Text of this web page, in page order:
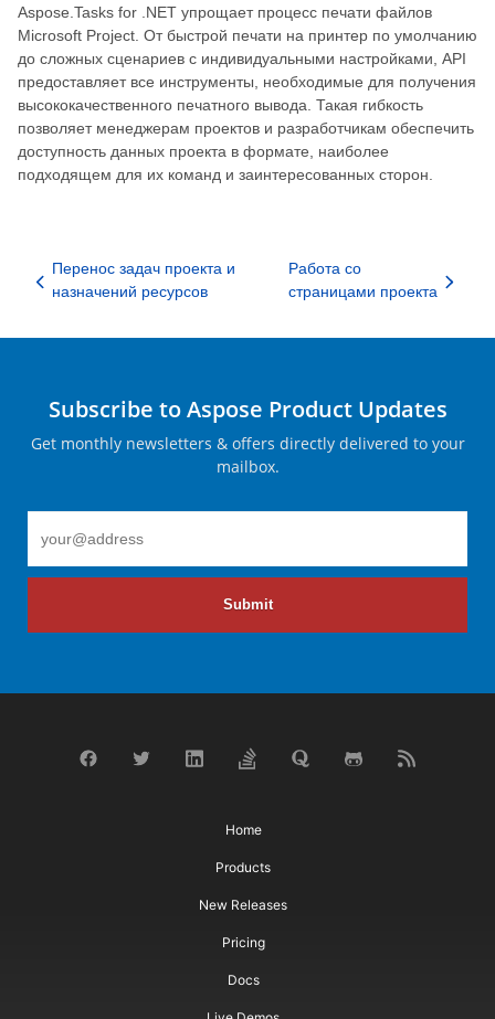
Aspose.Tasks for .NET упрощает процесс печати файлов
Microsoft Project. От быстрой печати на принтер по умолчанию
до сложных сценариев с индивидуальными настройками, API
предоставляет все инструменты, необходимые для получения
высококачественного печатного вывода. Такая гибкость
позволяет менеджерам проектов и разработчикам обеспечить
доступность данных проекта в формате, наиболее
подходящем для их команд и заинтересованных сторон.
Перенос задач проекта и
назначений ресурсов
Работа со
страницами проекта
Subscribe to Aspose Product Updates
Get monthly newsletters & offers directly delivered to your
mailbox.
Submit
Home
Products
New Releases
Pricing
Docs